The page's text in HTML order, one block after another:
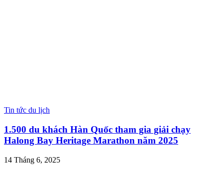
Tin tức du lịch
1.500 du khách Hàn Quốc tham gia giải chạy
Halong Bay Heritage Marathon năm 2025
14 Tháng 6, 2025